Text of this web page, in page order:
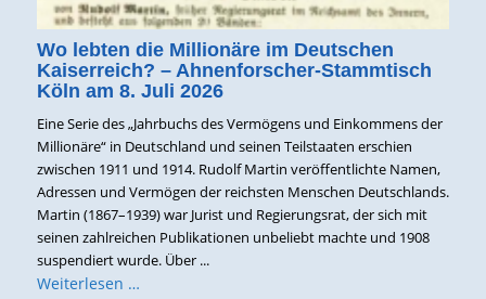
Wo lebten die Millionäre im Deutschen
Kaiserreich? – Ahnenforscher-Stammtisch
Köln am 8. Juli 2026
Eine Serie des „Jahrbuchs des Vermögens und Einkommens der
Millionäre“ in Deutschland und seinen Teilstaaten erschien
zwischen 1911 und 1914. Rudolf Martin veröffentlichte Namen,
Adressen und Vermögen der reichsten Menschen Deutschlands.
Martin (1867–1939) war Jurist und Regierungsrat, der sich mit
seinen zahlreichen Publikationen unbeliebt machte und 1908
suspendiert wurde. Über ...
Weiterlesen …